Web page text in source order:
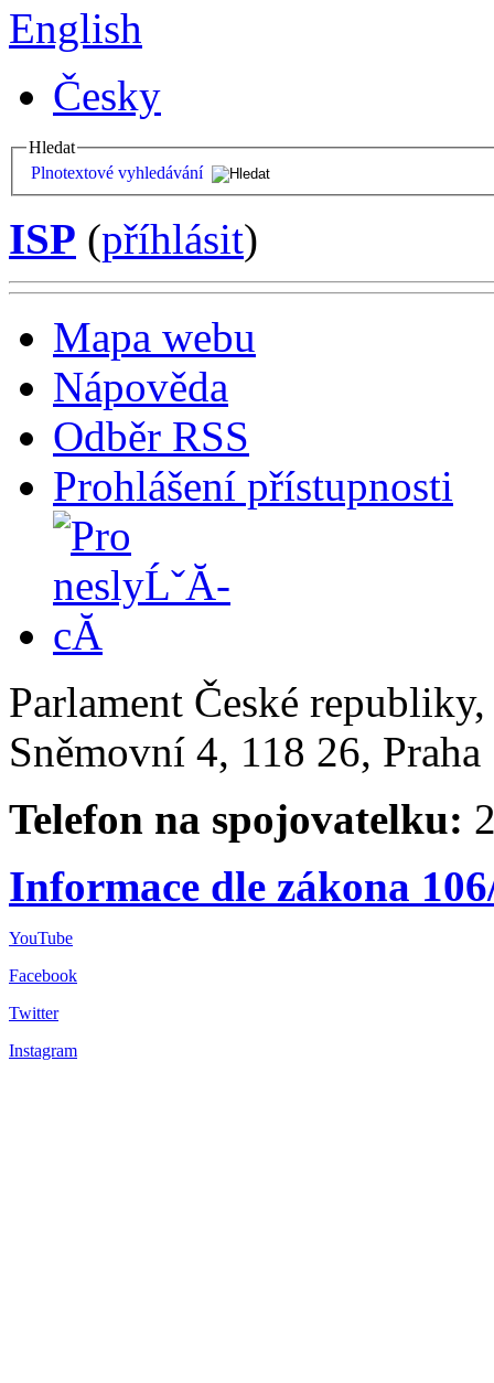
English
Česky
Hledat
Plnotextové vyhledávání
ISP (příhlásit)
Mapa webu
Nápověda
Odběr RSS
Prohlášení přístupnosti
Parlament České
Sněmovní 4, 118 26,
Telefon na spojovatelku:
Informace dle zákona
YouTube
Facebook
Twitter
Instagram